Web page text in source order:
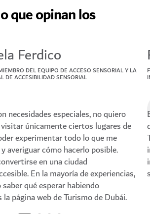
que opinan los
Ferdico
DEL EQUIPO DE ACCESO SENSORIAL Y LA
DE ACCESIBILIDAD SENSORIAL
necesidades especiales, no quiero
únicamente ciertos lugares de
experimentar todo lo que me
averiguar cómo hacerlo posible.
en una ciudad
En la mayoría de experiencias,
qué esperar habiendo
página web de Turismo de Dubái.